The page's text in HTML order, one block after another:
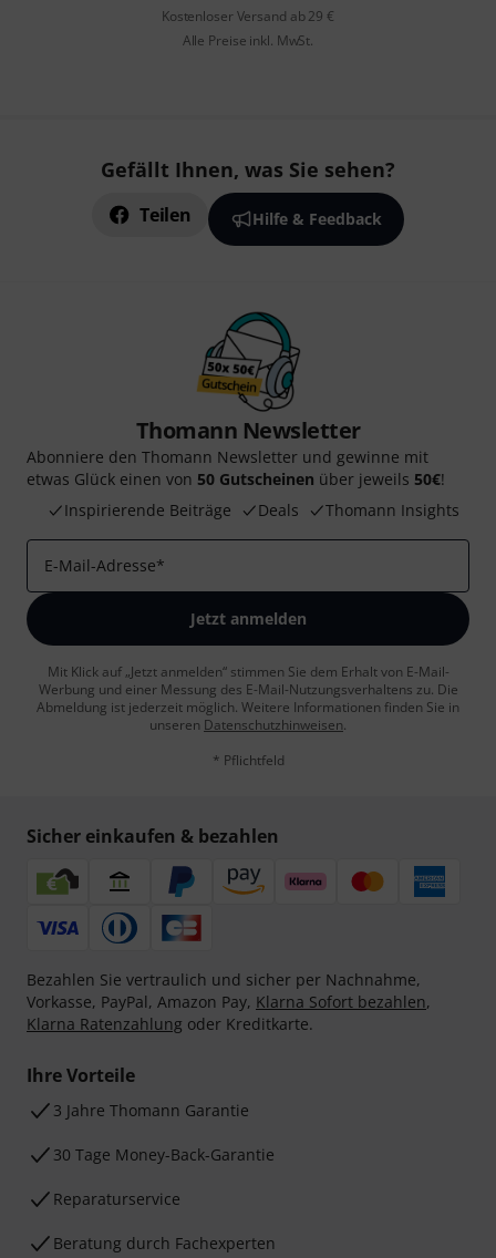
Kostenloser Versand ab 29 €
Alle Preise inkl. MwSt.
Gefällt Ihnen, was Sie sehen?
Teilen Hilfe & Feedback
Thomann Newsletter
Abonniere den Thomann Newsletter und gewinne mit
etwas Glück einen von 50 Gutscheinen über jeweils 50€!
Inspirierende Beiträge
Deals Thomann Insights
E-Mail-Adresse*
Jetzt anmelden
Mit Klick auf „Jetzt anmelden“ stimmen Sie dem Erhalt von E-Mail-
Werbung und einer Messung des E-Mail-Nutzungsverhaltens zu. Die
Abmeldung ist jederzeit möglich. Weitere Informationen finden Sie in
unseren Datenschutzhinweisen.
* Pflichtfeld
Sicher einkaufen & bezahlen
Bezahlen Sie vertraulich und sicher per Nachnahme,
Vorkasse, PayPal, Amazon Pay, Klarna Sofort bezahlen,
Klarna Ratenzahlung oder Kreditkarte.
Ihre Vorteile
3 Jahre Thomann Garantie
30 Tage Money-Back-Garantie
Reparaturservice
Beratung durch Fachexperten